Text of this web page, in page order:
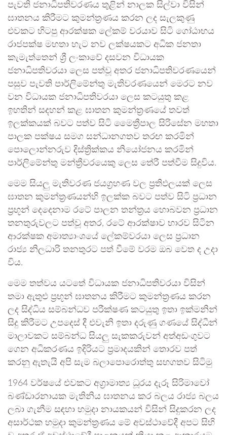
පැවති ජනාධිපතිවරණය තුළින් නාලක සිල්වා විසින්
ඝාතනය කිරීමට කුමන්ත්‍රණය කරන ලද සැලකුණු
එවකට හිටපු ආරක්ෂක ලේකම් වරයාව සිටි ගෝඨාභය
රාජපක්ෂ මහතා හැට නව ලක්ෂයකට අධික ජනතා
කැමැත්තෙන් ශ්‍රී ලංකාවේ දසවන විධායක
ජනාධිපතිවරයා ලෙස පත්වූ අතර ජනාධිපතිවරණයෙන්
පසුව පැවති පාර්ලිමේන්තු මැතිවරණයෙන් මෙරට නව
වන විධායක ජනාධිපතිවරයා ලෙස කටයුතු කළ
ඉහතින් සදහන් කළ ඝාතන කුමන්ත්‍රණයේ තවත්
ඉලක්කයක් බවට පත්ව සිටි මෛත්‍රීපාල සිරිසේන මහතා
පාලක පක්ෂය සමග සන්ධානගතව තරඟ කරමින්
පොලොන්නරුව දිස්ත්‍රික්කය නියෝජනය කරමින්
පාර්ලිමේන්තු මන්ත්‍රීවරයෙකු ලෙස තේරී පත්වීම සිදුවිය.
මෙම සියලු මැතිවරණ ජයග්‍රහණ වල ප්‍රතිඵලයක් ලෙස
ඝාතන කුමන්ත්‍රණයන්හි ඉලක්ක බවට පත්ව සිටි ප්‍රධාන
ප්‍රභූන් දෙදෙනාම රටේ පාලන තන්ත්‍රය හොබවන ප්‍රධාන
තනතුරුවලට පත්වූ අතර, රටේ ආරක්ෂාව භාරව සිටින
ආරක්ෂක අමාත්‍යාංශයේ ලේකම්වරයා ලෙස ප්‍රධාන
රාජ්‍ය නිලධාරි තනතුරට පත් වීමේ වරම ඔබ වෙත ද උදා
විය.
මෙම තත්වය යටතේ විධායක ජනාධිපතිවරයා විසින්
තමා ඇතුළු ප්‍රභූන් ඝාතනය කිරීමට කුමන්ත්‍රණය කරන
ලද සිද්ධිය සම්බන්ධව පරීක්ෂණ කටයුතු ඉතා ඉක්මනින්
සිදු කිරීමට උපදෙස් දී එවැනි ඉතා දරුණු ගණයේ සිද්ධීන්
මාලාවකට සම්බන්ධ සියලු සැකකරුවන් අත්අඩංගුවට
ගෙන අධිකරණය ඉදිරියට ප්‍රමාදයකින් තොරව පත්
කරනු ඇතැයි අපි සැම බලාපොරොත්තු සහගතව සිටිමු
1964 වර්ෂයේ එවකට අග්‍රාමාත්‍ය ධූරය දැරූ සිරිමාවෝ
බණ්ඩාරනායක මැතිනිය ඝාතනය කර බලය රාජ්‍ය බලය
ලබා ගැනීම සඳහා හමුදා නායකයන් විසින් සිදුකරන ලද
අසාර්ථක හමුදා කුමන්ත්‍රණය මේ අවස්ථාවේදී අපට සිහි